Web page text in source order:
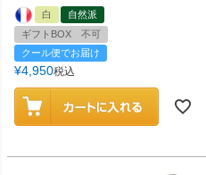
白
自然派
ギフトBOX 不可
クール便でお届け
¥4,950税込